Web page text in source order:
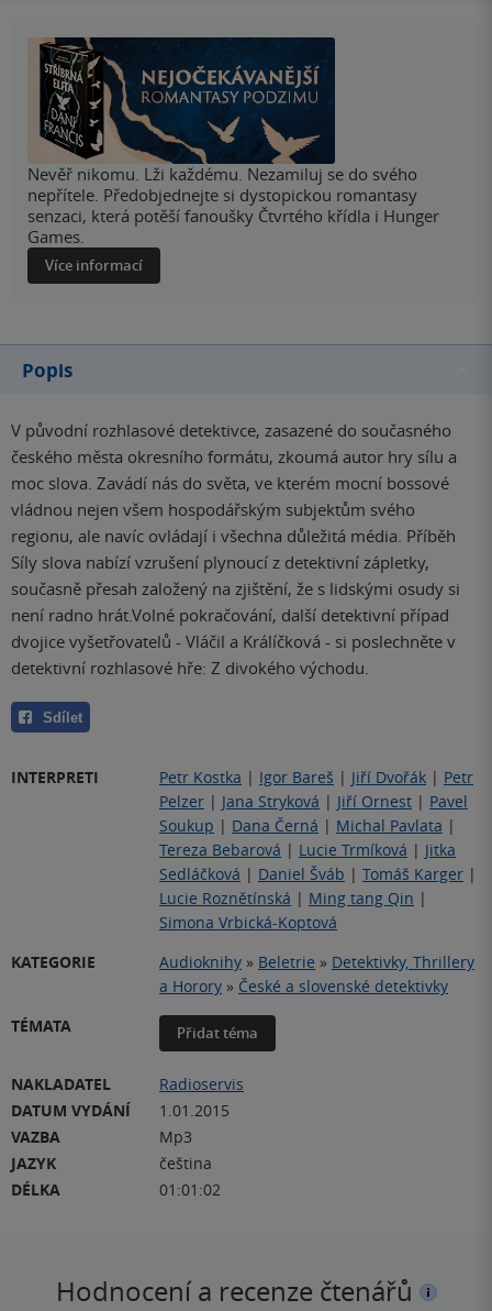
Nevěř nikomu. Lži každému. Nezamiluj se do svého
nepřítele. Předobjednejte si dystopickou romantasy
senzaci, která potěší fanoušky Čtvrtého křídla i Hunger
Games.
Více informací
Popis
V původní rozhlasové detektivce, zasazené do současného
českého města okresního formátu, zkoumá autor hry sílu a
moc slova. Zavádí nás do světa, ve kterém mocní bossové
vládnou nejen všem hospodářským subjektům svého
regionu, ale navíc ovládají i všechna důležitá média. Příběh
Síly slova nabízí vzrušení plynoucí z detektivní zápletky,
současně přesah založený na zjištění, že s lidskými osudy si
není radno hrát.Volné pokračování, další detektivní případ
dvojice vyšetřovatelů - Vláčil a Králíčková - si poslechněte v
detektivní rozhlasové hře: Z divokého východu.
Sdílet
INTERPRETI Petr Kostka | Igor Bareš | Jiří Dvořák | Petr
Pelzer | Jana Stryková | Jiří Ornest | Pavel
Soukup | Dana Černá | Michal Pavlata |
Tereza Bebarová | Lucie Trmíková | Jitka
Sedláčková | Daniel Šváb | Tomáš Karger |
Lucie Roznětínská | Ming tang Qin |
Simona Vrbická-Koptová
KATEGORIE
Audioknihy » Beletrie » Detektivky, Thrillery
a Horory » České a slovenské detektivky
TÉMATA
Přidat téma
NAKLADATEL
Radioservis
DATUM VYDÁNÍ
1.01.2015
VAZBA
Mp3
JAZYK
čeština
DÉLKA
01:01:02
Hodnocení a recenze čtenářů